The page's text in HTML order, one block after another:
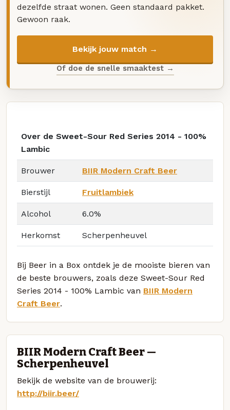
dezelfde straat wonen. Geen standaard pakket.
Gewoon raak.
Bekijk jouw match →
Of doe de snelle smaaktest →
Over de Sweet-Sour Red Series 2014 - 100%
Lambic
Brouwer BIIR Modern Craft Beer
Bierstijl Fruitlambiek
Alcohol 6.0%
Herkomst Scherpenheuvel
Bij Beer in a Box ontdek je de mooiste bieren van
de beste brouwers, zoals deze Sweet-Sour Red
Series 2014 - 100% Lambic van BIIR Modern
Craft Beer.
BIIR Modern Craft Beer —
Scherpenheuvel
Bekijk de website van de brouwerij:
http://biir.beer/